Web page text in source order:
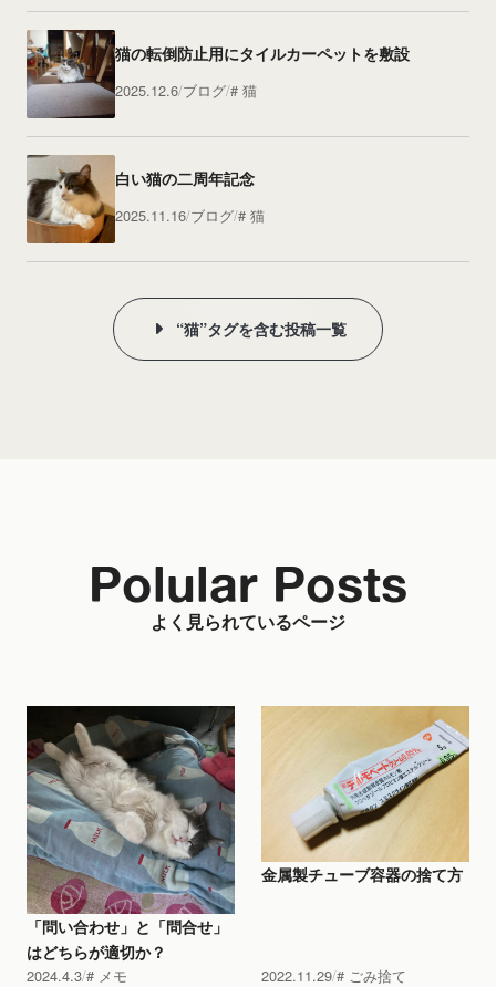
猫の転倒防止用にタイルカーペットを敷設
2025.12.6 ブログ 猫
白い猫の二周年記念
2025.11.16 ブログ 猫
“猫”タグを含む投稿一覧
よく見られているページ
Polular Posts
「問い合わせ」と「問合せ」
はどちらが適切か？
2024.4.3 メモ
金属製チューブ容器の捨て方
2022.11.29 ごみ捨て